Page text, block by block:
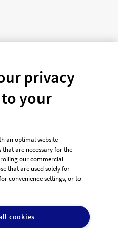
Impressum
privacy
your
an optimal website
that are necessary for the
our commercial
that are used solely for
convenience settings, or to
cookies